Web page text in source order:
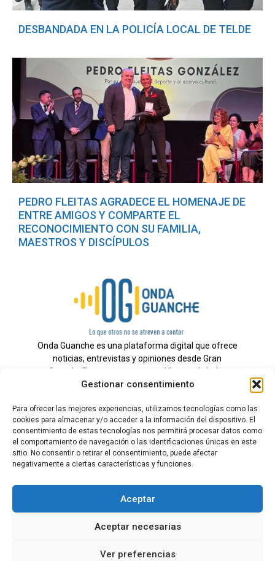
Gestionar consentimiento
Para ofrecer las mejores experiencias, utilizamos tecnologías como las
cookies para almacenar y/o acceder a la información del dispositivo. El
consentimiento de estas tecnologías nos permitirá procesar datos como
el comportamiento de navegación o las identificaciones únicas en este
sitio. No consentir o retirar el consentimiento, puede afectar
negativamente a ciertas características y funciones.
Aceptar
Aceptar necesarias
Ver preferencias
DESBANDADA EN LA POLICÍA LOCAL DE TELDE
PEDRO FLEITAS AGRADECE EL HOMENAJE DE
ENTRE AMIGOS Y COMPARTE EL
RECONOCIMIENTO CON SU FAMILIA,
MAESTROS Y DISCÍPULOS
Onda Guanche es una plataforma digital que ofrece
noticias, entrevistas y opiniones desde Gran
Canaria. Estamos comprometidos con brindar
información veraz y un periodismo independiente a
Todos los derechos reservados.
Radio
Contacto
Aviso Legal